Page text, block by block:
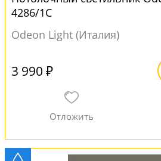
4286/1C
Odeon Light (Италия)
3 990 ₽